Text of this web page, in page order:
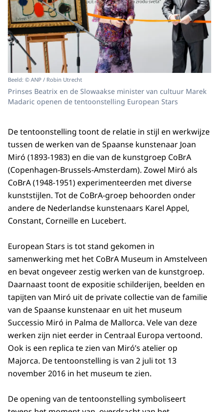
Beeld: © ANP / Robin Utrecht
Prinses Beatrix en de Slowaakse minister van cultuur Marek
Madaric openen de tentoonstelling European Stars
De tentoonstelling toont de relatie in stijl en werkwijze
tussen de werken van de Spaanse kunstenaar Joan
Miró (1893-1983) en die van de kunstgroep CoBrA
(Copenhagen-Brussels-Amsterdam). Zowel Miró als
CoBrA (1948-1951) experimenteerden met diverse
kunststijlen. Tot de CoBrA-groep behoorden onder
andere de Nederlandse kunstenaars Karel Appel,
Constant, Corneille en Lucebert.
European Stars is tot stand gekomen in
samenwerking met het CoBrA Museum in Amstelveen
en bevat ongeveer zestig werken van de kunstgroep.
Daarnaast toont de expositie schilderijen, beelden en
tapijten van Miró uit de private collectie van de familie
van de Spaanse kunstenaar en uit het museum
Successio Miró in Palma de Mallorca. Vele van deze
werken zijn niet eerder in Centraal Europa vertoond.
Ook is een replica te zien van Miró’s atelier op
Majorca. De tentoonstelling is van 2 juli tot 13
november 2016 in het museum te zien.
De opening van de tentoonstelling symboliseert